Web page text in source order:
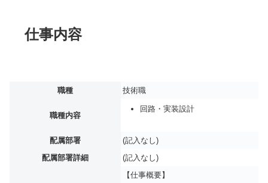
仕事内容
職種 技術職
職種内容
回路・実装設計
配属部署
(記入なし)
配属部署詳細
(記入なし)
【仕事概要】